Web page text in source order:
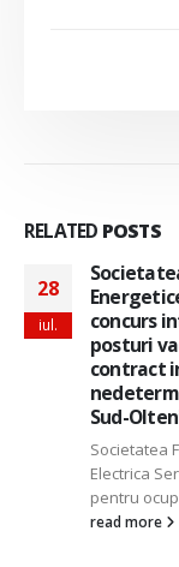
RELATED POSTS
28
iul.
concurs
posturi
contract
Sud-
Societatea
Electrica
pentru
read more